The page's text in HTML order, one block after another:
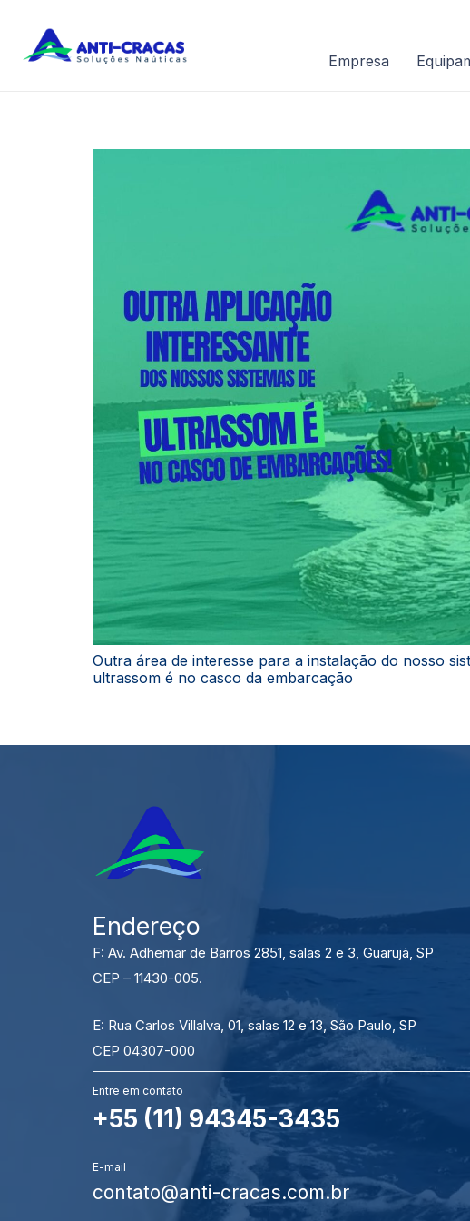
Empresa
Outra área de interesse para a instalação do nosso
ultrassom é no casco da embarcação
Endereço
F: Av. Adhemar de Barros 2851, salas 2 e 3, Guarujá, SP
CEP – 11430-005.
E: Rua Carlos Villalva, 01, salas 12 e 13, São Paulo, SP
CEP 04307-000
Entre em contato
+55 (11) 94345-3435
E-mail
contato@anti-cracas.com.br